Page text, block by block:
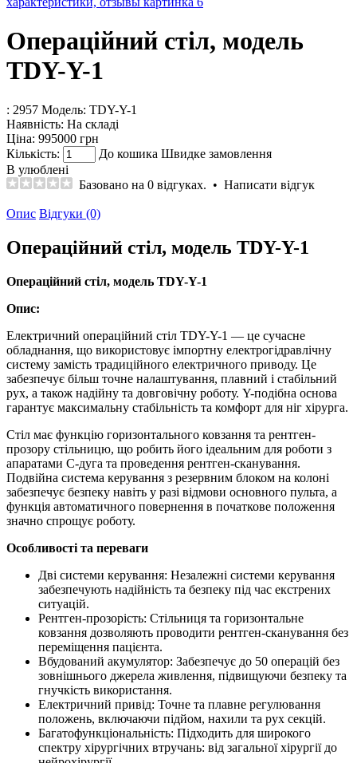
Операційний стіл, модель
TDY-Y-1
: 2957 Модель: TDY-Y-1
Наявність: На складі
Ціна: 995000 грн
Кількість:
До кошика Швидке замовлення
В улюблені
Базовано на 0 відгуках. • Написати відгук
Опис Відгуки (0)
Операційний стіл, модель TDY-Y-1
Операційний стіл, модель TDY-Y-1
Опис:
Електричний операційний стіл TDY-Y-1 — це сучасне
обладнання, що використовує імпортну електрогідравлічну
систему замість традиційного електричного приводу. Це
забезпечує більш точне налаштування, плавний і стабільний
рух, а також надійну та довговічну роботу. Y-подібна основа
гарантує максимальну стабільність та комфорт для ніг хірурга.
Стіл має функцію горизонтального ковзання та рентген-
прозору стільницю, що робить його ідеальним для роботи з
апаратами C-дуга та проведення рентген-сканування.
Подвійна система керування з резервним блоком на колоні
забезпечує безпеку навіть у разі відмови основного пульта, а
функція автоматичного повернення в початкове положення
значно спрощує роботу.
Особливості та переваги
Дві системи керування: Незалежні системи керування
забезпечують надійність та безпеку під час екстрених
ситуацій.
Рентген-прозорість: Стільниця та горизонтальне
ковзання дозволяють проводити рентген-сканування без
переміщення пацієнта.
Вбудований акумулятор: Забезпечує до 50 операцій без
зовнішнього джерела живлення, підвищуючи безпеку та
гнучкість використання.
Електричний привід: Точне та плавне регулювання
положень, включаючи підйом, нахили та рух секцій.
Багатофункціональність: Підходить для широкого
спектру хірургічних втручань: від загальної хірургії до